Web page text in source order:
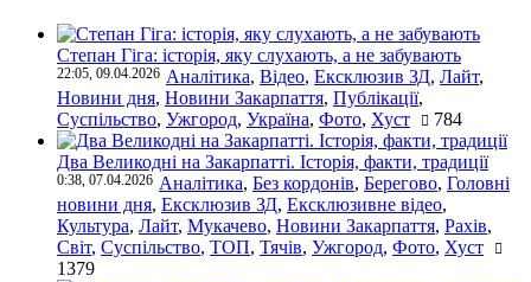
Степан Гіга: історія, яку слухають, а не забувають
22:05, 09.04.2026 Аналітика, Відео, Ексклюзив ЗД, Лайт,
Новини дня, Новини Закарпаття, Публікації,
Суспільство, Ужгород, Україна, Фото, Хуст 784
Два Великодні на Закарпатті. Історія, факти, традиції
0:38, 07.04.2026 Аналітика, Без кордонів, Берегово, Головні
новини дня, Ексклюзив ЗД, Ексклюзивне відео,
Культура, Лайт, Мукачево, Новини Закарпаття, Рахів,
Світ, Суспільство, ТОП, Тячів, Ужгород, Фото, Хуст
1379